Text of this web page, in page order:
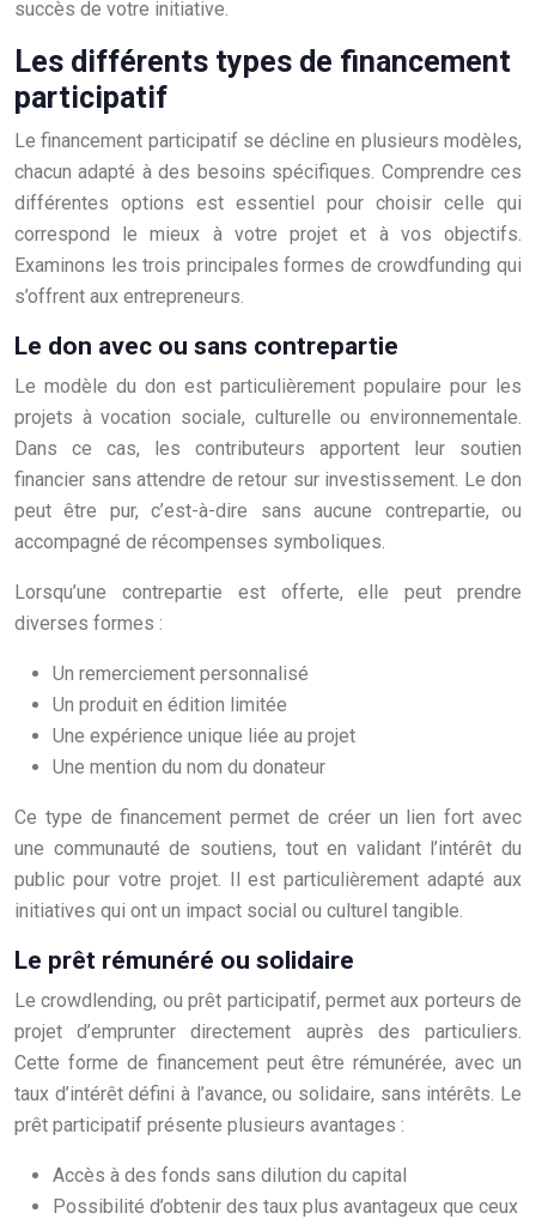
succès de votre initiative.
Les différents types de financement
participatif
Le financement participatif se décline en plusieurs modèles,
chacun adapté à des besoins spécifiques. Comprendre ces
différentes options est essentiel pour choisir celle qui
correspond le mieux à votre projet et à vos objectifs.
Examinons les trois principales formes de crowdfunding qui
s’offrent aux entrepreneurs.
Le don avec ou sans contrepartie
Le modèle du don est particulièrement populaire pour les
projets à vocation sociale, culturelle ou environnementale.
Dans ce cas, les contributeurs apportent leur soutien
financier sans attendre de retour sur investissement. Le don
peut être pur, c’est-à-dire sans aucune contrepartie, ou
accompagné de récompenses symboliques.
Lorsqu’une contrepartie est offerte, elle peut prendre
diverses formes :
Un remerciement personnalisé
Un produit en édition limitée
Une expérience unique liée au projet
Une mention du nom du donateur
Ce type de financement permet de créer un lien fort avec
une communauté de soutiens, tout en validant l’intérêt du
public pour votre projet. Il est particulièrement adapté aux
initiatives qui ont un impact social ou culturel tangible.
Le prêt rémunéré ou solidaire
Le crowdlending, ou prêt participatif, permet aux porteurs de
projet d’emprunter directement auprès des particuliers.
Cette forme de financement peut être rémunérée, avec un
taux d’intérêt défini à l’avance, ou solidaire, sans intérêts. Le
prêt participatif présente plusieurs avantages :
Accès à des fonds sans dilution du capital
Possibilité d’obtenir des taux plus avantageux que ceux